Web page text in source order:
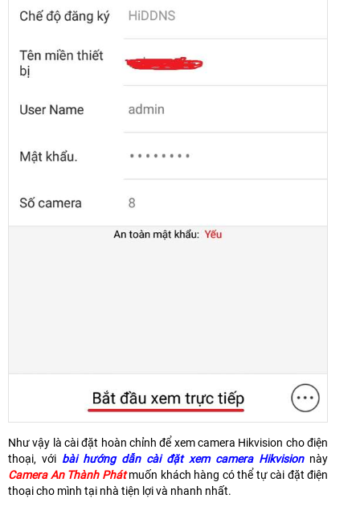
Như vậy là cài đặt hoàn chỉnh để xem camera Hikvision cho điện
thoại, với bài hướng dẫn cài đặt xem camera Hikvisionnày
Camera An Thành Phátmuốn khách hàng có thể tự cài đặt điện
thoại cho mình tại nhà tiện lợi và nhanh nhất.